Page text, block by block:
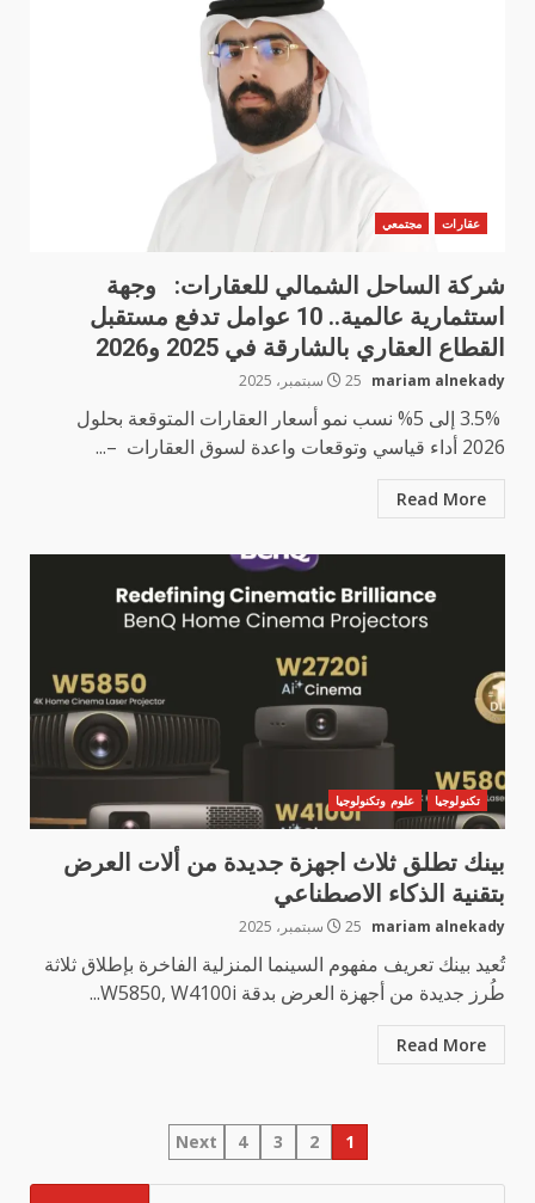
عقارات مجتمعي
شركة الساحل الشمالي للعقارات: وجهة
استثمارية عالمية.. 10 عوامل تدفع مستقبل
القطاع العقاري بالشارقة في 2025 و2026
mariam alnekady 25 سبتمبر، 2025
3.5% إلى 5% نسب نمو أسعار العقارات المتوقعة بحلول
2026 أداء قياسي وتوقعات واعدة لسوق العقارات –...
Read More
تكنولوجيا علوم وتكنولوجيا
بينك تطلق ثلاث اجهزة جديدة من ألات العرض
بتقنية الذكاء الاصطناعي
mariam alnekady 25 سبتمبر، 2025
تُعيد بينك تعريف مفهوم السينما المنزلية الفاخرة بإطلاق ثلاثة
طُرز جديدة من أجهزة العرض بدقة W5850, W4100i...
Read More
تعدد
صفحات
1
2
3
4
Next